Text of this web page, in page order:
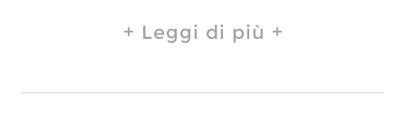
Leggi di più